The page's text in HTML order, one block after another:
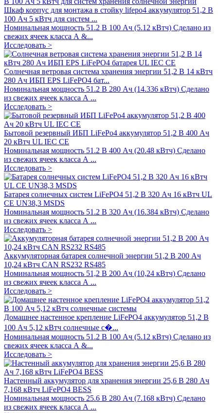
Шкаф корпус для монтажа в стойку lifepo4 аккумулятор 51,2 В
100 Ач 5 кВтч для систем ...
Номинальная мощность 51.2 В 100 Ач (5.12 кВтч) Сделано из
свежих ячеек класса А &...
Исследовать >
Солнечная ветровая система хранения энергии 51,2 В 14 кВтч
280 Ач ИБП EPS LiFePO4 бат...
Номинальная мощность 51.2 В 280 Ач (14.336 кВтч) Сделано
из свежих ячеек класса А ...
Исследовать >
Бытовой резервный ИБП LiFePo4 аккумулятор 51,2 В 400 Ач
20 кВтч UL IEC CE
Номинальная мощность 51.2 В 400 Ач (20.48 кВтч) Сделано
из свежих ячеек класса А ...
Исследовать >
Батарея солнечных систем LiFePO4 51,2 В 320 Ач 16 кВтч UL
CE UN38,3 MSDS
Номинальная мощность 51.2 В 320 Ач (16.384 кВтч) Сделано
из свежих ячеек класса А ...
Исследовать >
Аккумуляторная батарея солнечной энергии 51,2 В 200 Ач
10,24 кВтч CAN RS232 RS485
Номинальная мощность 51,2 В 200 Ач (10,24 кВтч) Сделано
из свежих ячеек класса А ...
Исследовать >
Домашнее настенное крепление LiFePO4 аккумулятор 51,2 В
100 Ач 5,12 кВтч солнечные с�...
Номинальная мощность 51.2 В 100 Ач (5.12 кВтч) Сделано из
свежих ячеек класса А &...
Исследовать >
Настенный аккумулятор для хранения энергии 25,6 В 280 Ач
7,168 кВтч LiFePO4 BESS
Номинальная мощность 25.6 В 280 Ач (7.168 кВтч) Сделано
из свежих ячеек класса А ...